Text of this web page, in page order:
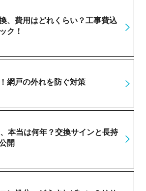
、費用はどれくらい？工事費込
ク！
網戸の外れを防ぐ対策
本当は何年？交換サインと長持
開